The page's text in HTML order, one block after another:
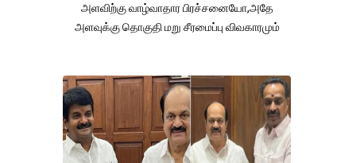
அளவிற்கு வாழ்வாதார பிரச்சனையோ,அதே
அளவுக்கு தொகுதி மறு சீரமைப்பு விவகாரமும்